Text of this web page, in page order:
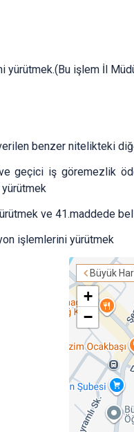
yürütmek.(Bu işlem İl
benzer nitelikteki
geçici iş göremezlik
ve 41.maddede
işlemlerini yürütmek
Büyük
+
−